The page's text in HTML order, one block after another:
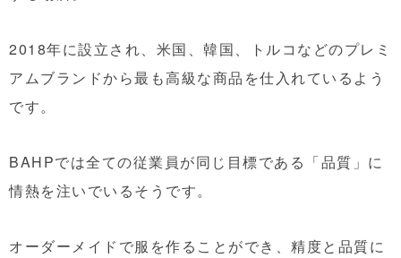
2018年に設立され、米国、韓国、トルコなどのプレミ
アムブランドから最も高級な商品を仕入れているよう
です。
BAHPでは全ての従業員が同じ目標である「品質」に
情熱を注いでいるそうです。
オーダーメイドで服を作ることができ、精度と品質に